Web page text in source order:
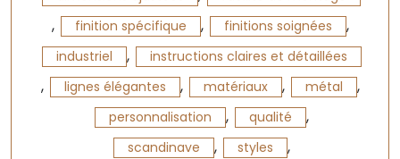
, finition spécifique , finitions soignées ,
industriel , instructions claires et détaillées
, lignes élégantes , matériaux , métal ,
personnalisation , qualité ,
scandinave , styles ,